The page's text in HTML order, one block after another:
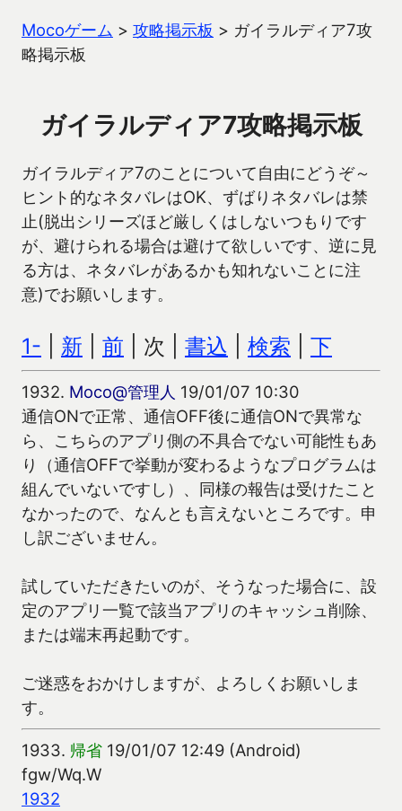
Mocoゲーム > 攻略掲示板 > ガイラルディア7攻
略掲示板
ガイラルディア7攻略掲示板
ガイラルディア7のことについて自由にどうぞ～
ヒント的なネタバレはOK、ずばりネタバレは禁
止(脱出シリーズほど厳しくはしないつもりです
が、避けられる場合は避けて欲しいです、逆に見
る方は、ネタバレがあるかも知れないことに注
意)でお願いします。
1- 新 前 | 次 | 書込 検索 下
1932. Moco@管理人 19/01/07 10:30
通信ONで正常、通信OFF後に通信ONで異常な
ら、こちらのアプリ側の不具合でない可能性もあ
り（通信OFFで挙動が変わるようなプログラムは
組んでいないですし）、同様の報告は受けたこと
なかったので、なんとも言えないところです。申
し訳ございません。
試していただきたいのが、そうなった場合に、設
定のアプリ一覧で該当アプリのキャッシュ削除、
または端末再起動です。
ご迷惑をおかけしますが、よろしくお願いしま
す。
1933. 帰省 19/01/07 12:49 (Android)
fgw/Wq.W
1932